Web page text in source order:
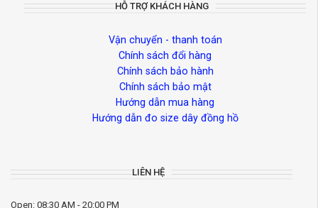
HỖ TRỢ KHÁCH HÀNG
Vận chuyển - thanh toán
Chính sách đổi hàng
Chính sách bảo hành
Chính sách bảo mật
Hướng dẫn mua hàng
Hướng dẫn đo size dây đồng hồ
LIÊN HỆ
Open: 08:30 AM - 20:00 PM